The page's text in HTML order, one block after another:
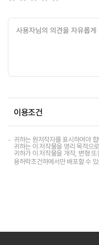
이용조건
귀하는 원저작자를 표시하여야
귀하는 이 저작물을 영리 목적으
귀하가 이 저작물을 개작, 변형
용허락조건하에서만 배포할 수